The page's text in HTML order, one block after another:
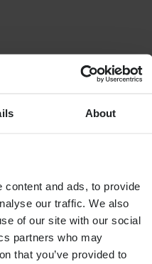
About
and ads, to provide
our traffic. We also
of our site with our social
partners who may
that you’ve provided to